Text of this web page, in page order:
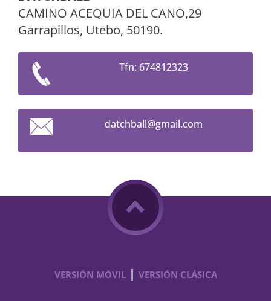
CAMINO ACEQUIA DEL CANO,29
Garrapillos, Utebo, 50190.
Tfn: 674812323
datchball@gmail.com
VERSIÓN MÓVIL | VERSIÓN CLÁSICA